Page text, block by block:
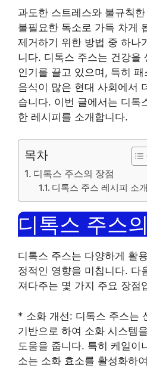
과도한 스트레스와 불규칙
불필요한 독소로 가득 차게
제거하기 위한 방법 중 하나
니다. 디톡스 주스는 건강을
인기를 끌고 있으며, 특히
음식이 많은 현대 사회에서
습니다. 이번 글에서는 디톡
한 레시피를 소개합니다.
목차
디톡스 주스의 장점
디톡스 주스 레시피 소개
디톡스 주스
디톡스 주스는 다양하게 활
정적인 영향을 미칩니다. 다
져다주는 몇 가지 주요 장점
* 소화 개선: 디톡스 주스는
기반으로 하여 소화 시스템
도움을 줍니다. 특히 케일이
소는 소화 효소를 활성화하